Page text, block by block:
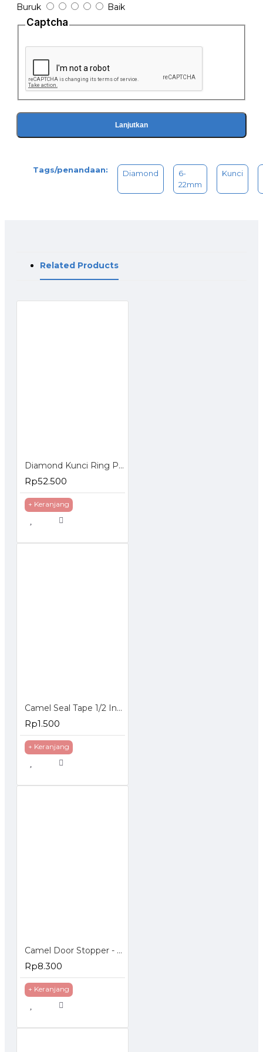
keperluan Garasi, Bengkel dan lainnya
Buruk Baik
Captcha
Lanjutkan
Tags/penandaan: Diamond
6-
22mm
Kunci
Related Products
Diamond Kunci Ring Pas 11Pcs 8-22mm
Rp52.500
+ Keranjang
Camel Seal Tape 1/2 Inch 10 Meter - Sealtape - Selotip Pipa 0.5 Inch
Rp1.500
+ Keranjang
Camel Door Stopper - Penahan Pintu Magnetic
Rp8.300
+ Keranjang